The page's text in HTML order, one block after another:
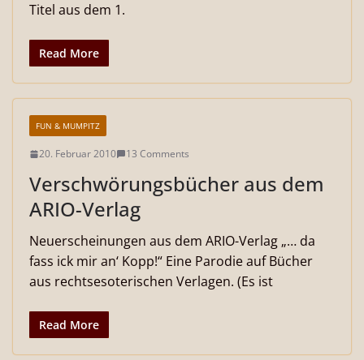
Titel aus dem 1.
Read More
FUN & MUMPITZ
20. Februar 2010 13 Comments
Verschwörungsbücher aus dem
ARIO-Verlag
Neuerscheinungen aus dem ARIO-Verlag „… da
fass ick mir an‘ Kopp!“ Eine Parodie auf Bücher
aus rechtsesoterischen Verlagen. (Es ist
Read More